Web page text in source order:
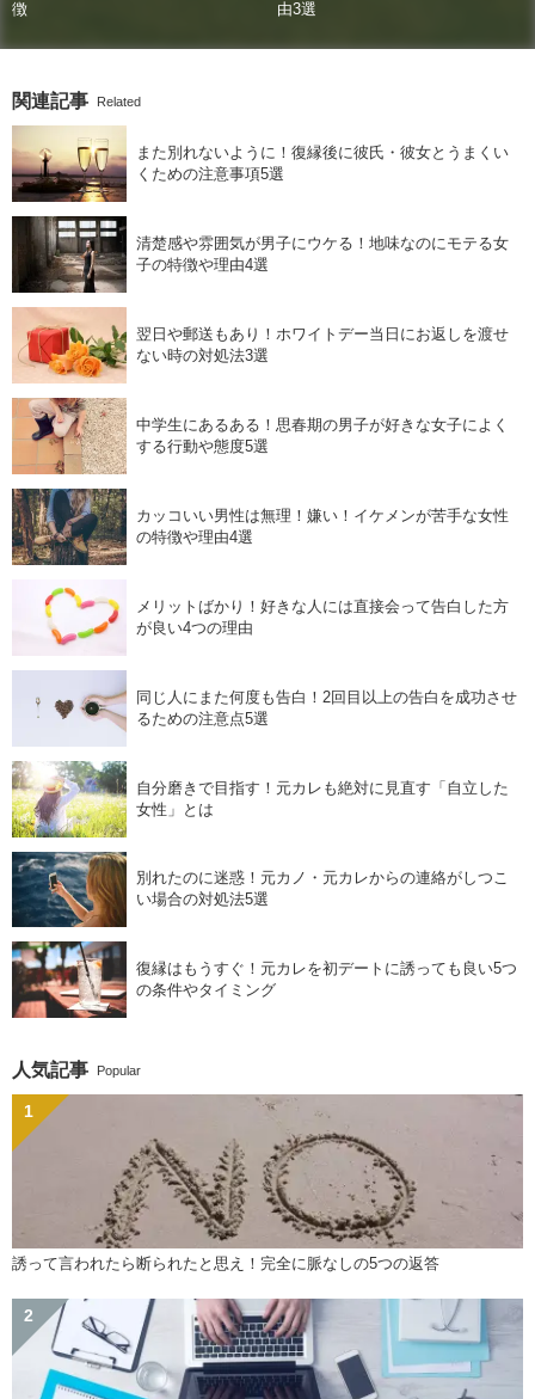
徴 由3選
関連記事 Related
また別れないように！復縁後に彼氏・彼女とうまくい
くための注意事項5選
清楚感や雰囲気が男子にウケる！地味なのにモテる女
子の特徴や理由4選
翌日や郵送もあり！ホワイトデー当日にお返しを渡せ
ない時の対処法3選
中学生にあるある！思春期の男子が好きな女子によく
する行動や態度5選
カッコいい男性は無理！嫌い！イケメンが苦手な女性
の特徴や理由4選
メリットばかり！好きな人には直接会って告白した方
が良い4つの理由
同じ人にまた何度も告白！2回目以上の告白を成功させ
るための注意点5選
自分磨きで目指す！元カレも絶対に見直す「自立した
女性」とは
別れたのに迷惑！元カノ・元カレからの連絡がしつこ
い場合の対処法5選
復縁はもうすぐ！元カレを初デートに誘っても良い5つ
の条件やタイミング
人気記事 Popular
誘って言われたら断られたと思え！完全に脈なしの5つの返答